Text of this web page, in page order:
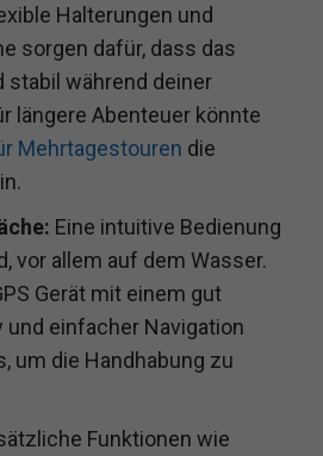
Halterungen und
sorgen dafür, dass das
stabil während deiner
längere Abenteuer könnte
Mehrtagestouren die
Eine intuitive Bedienung
vor allem auf dem Wasser.
Gerät mit einem gut
und einfacher Navigation
um die Handhabung zu
Funktionen wie